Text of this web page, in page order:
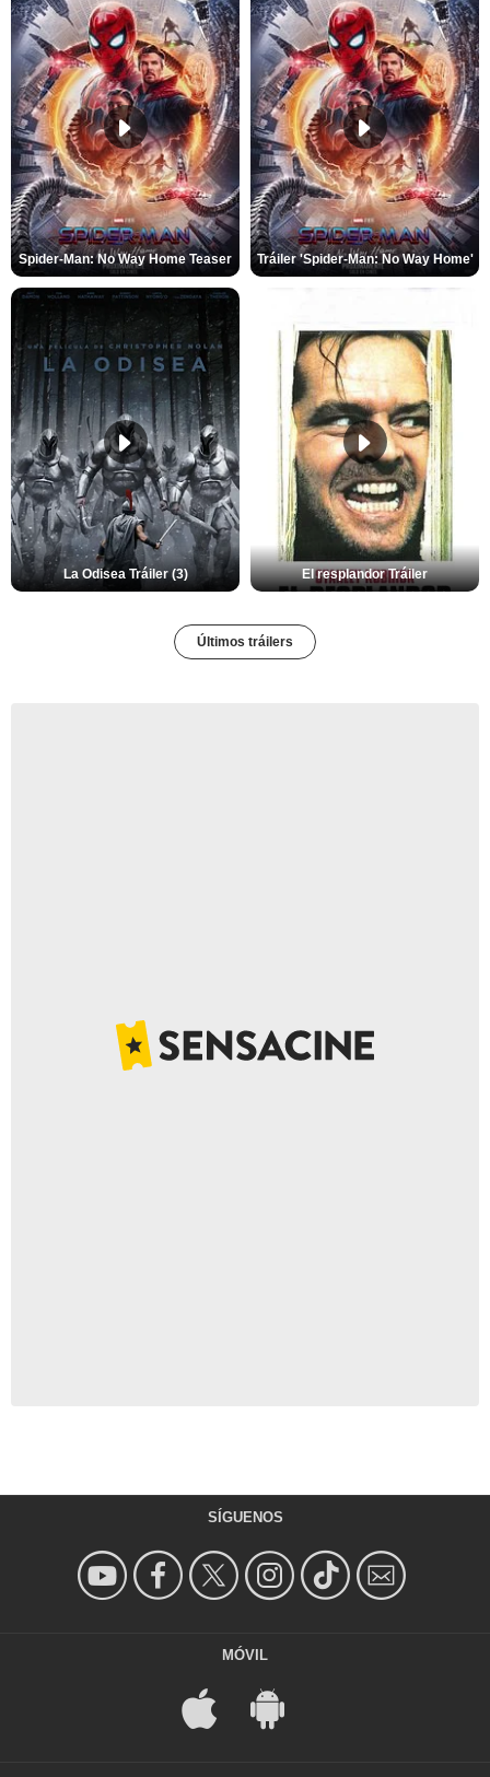
Spider-Man: No Way Home Teaser Tráiler 'Spider-Man: No Way Home'
La Odisea Tráiler (3) El resplandor Tráiler
Últimos tráilers
SÍGUENOS
MÓVIL